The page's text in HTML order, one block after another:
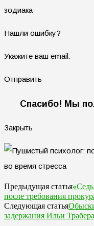
зодиака
Нашли ошибку?
Укажите ваш email:
Отправить
Спасибо! Мы
Закрыть
Предыдущая статья
после требования
Следующая статья
задержания Ильи Трабера